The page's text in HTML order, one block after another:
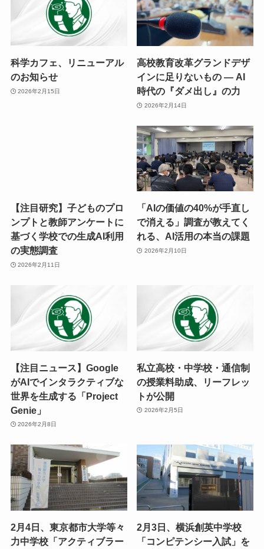
科学カフェ、リニューアル
のお知らせ
2026年2月15日
高校教育改革グランドデザ
インに足りないもの ― AI
時代の『ダメ出し』の力
2026年2月14日
【注目研究】子どものプロ
ンプトと教師アンケートに
基づく学校での生成AI利用
の実態調査
2026年2月11日
「AIの価値の40%が手直し
で消える」調査が教えてく
れる、AI活用の本当の課題
2026年2月10日
【注目ニュース】Google
がAIでインタラクティブな
世界を生成する「Project
Genie」
2026年2月8日
私立高校・中学校・通信制
の授業料助成、リーフレッ
トが公開
2026年2月5日
2月4日、東京都市大学等々
力中学校「アクティブラー
2月3日、横浜創英中学校
「コンピテンシー入試」を